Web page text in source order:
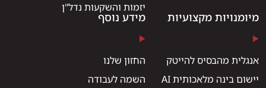
יזמות והשקעות נדל"ן
מיומנויות מקצועיות
אנגלית מהבסיס להייטק
יישום בינה מלאכותית AI
מידע נוסף
החזון שלנו
השמה לעבודה